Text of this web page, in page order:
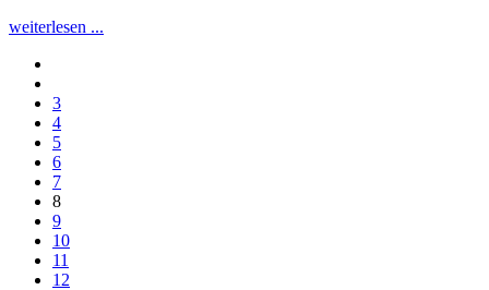
weiterlesen ...
3
4
5
6
7
8
9
10
11
12